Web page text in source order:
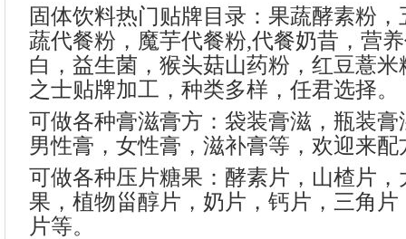
固体饮料热门贴牌目录：果蔬酵素粉
蔬代餐粉，魔芋代餐粉,代餐奶昔，营
白，益生菌，猴头菇山药粉，红豆薏
之士贴牌加工，种类多样，任君选择。
可做各种膏滋膏方：袋装膏滋，瓶装
男性膏，女性膏，滋补膏等，欢迎来
可做各种压片糖果：酵素片，山楂片
果，植物甾醇片，奶片，钙片，三角
片等。